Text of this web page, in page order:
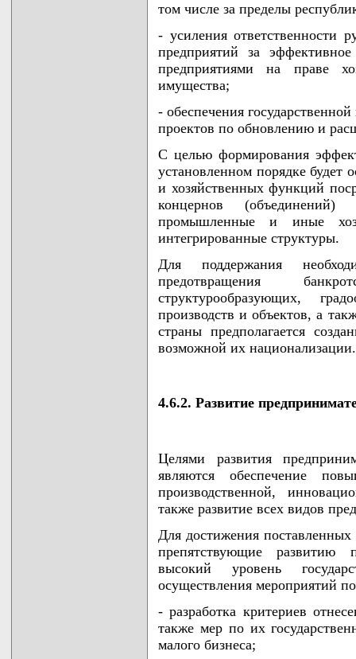
том числе за пределы
- усиления ответственности
предприятий за
предприятиями на праве
имущества;
- обеспечения
проектов по обновлению и
С целью формирования
установленном порядке будет
и хозяйственных функций
концернов
промышленные и иные
интегрированные структуры.
Для поддержания
предотвращения
структурообразующих,
производств и объектов, а
страны предполагается
возможной их национализации.
4.6.2. Развитие
Целями развития
являются обеспечение
производственной,
также развитие всех видов
Для достижения поставленных
препятствующие развитию
высокий уровень
осуществления мероприятий
- разработка критериев
также мер по их
малого бизнеса;